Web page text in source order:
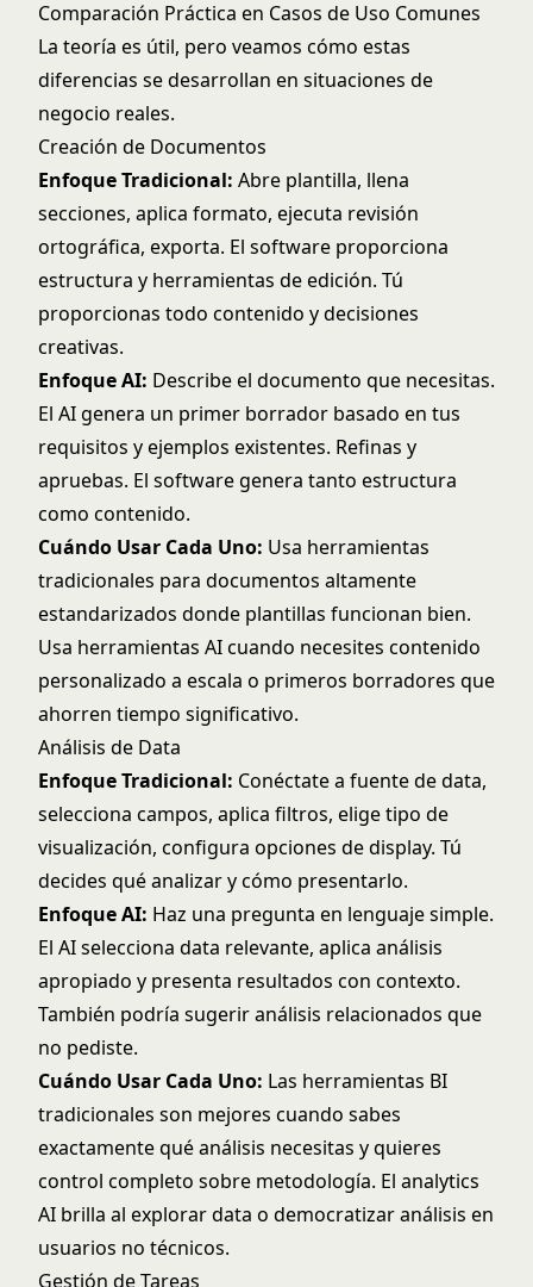
Comparación Práctica en Casos de Uso Comunes
La teoría es útil, pero veamos cómo estas
diferencias se desarrollan en situaciones de
negocio reales.
Creación de Documentos
Enfoque Tradicional: Abre plantilla, llena
secciones, aplica formato, ejecuta revisión
ortográfica, exporta. El software proporciona
estructura y herramientas de edición. Tú
proporcionas todo contenido y decisiones
creativas.
Enfoque AI: Describe el documento que necesitas.
El AI genera un primer borrador basado en tus
requisitos y ejemplos existentes. Refinas y
apruebas. El software genera tanto estructura
como contenido.
Cuándo Usar Cada Uno: Usa herramientas
tradicionales para documentos altamente
estandarizados donde plantillas funcionan bien.
Usa herramientas AI cuando necesites contenido
personalizado a escala o primeros borradores que
ahorren tiempo significativo.
Análisis de Data
Enfoque Tradicional: Conéctate a fuente de data,
selecciona campos, aplica filtros, elige tipo de
visualización, configura opciones de display. Tú
decides qué analizar y cómo presentarlo.
Enfoque AI: Haz una pregunta en lenguaje simple.
El AI selecciona data relevante, aplica análisis
apropiado y presenta resultados con contexto.
También podría sugerir análisis relacionados que
no pediste.
Cuándo Usar Cada Uno: Las herramientas BI
tradicionales son mejores cuando sabes
exactamente qué análisis necesitas y quieres
control completo sobre metodología. El analytics
AI brilla al explorar data o democratizar análisis en
usuarios no técnicos.
Gestión de Tareas